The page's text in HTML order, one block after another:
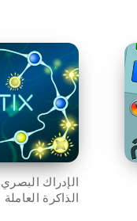
الإدراك البصري
الذاكرة العاملة